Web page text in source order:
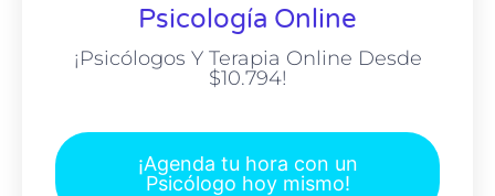
Psicología Online
¡Psicólogos Y Terapia Online Desde
$10.794!
¡Agenda tu hora con un
Psicólogo hoy mismo!